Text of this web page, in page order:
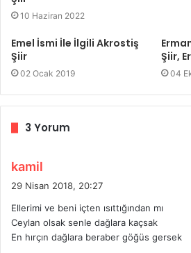
10 Haziran 2022
Emel İsmi İle İlgili Akrostiş
Şiir
02 Ocak 2019
Şiir,
04
3 Yorum
kamil
k
i
29 Nisan 2018, 20:27
Ellerimi ve beni içten ısıttığından mı
Ceylan olsak senle dağlara kaçsak
En hırçın dağlara beraber göğüs gersek